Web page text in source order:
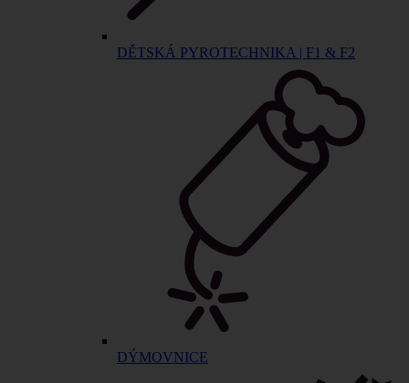
DĚTSKÁ PYROTECHNIKA | F1 & F2
DÝMOVNICE